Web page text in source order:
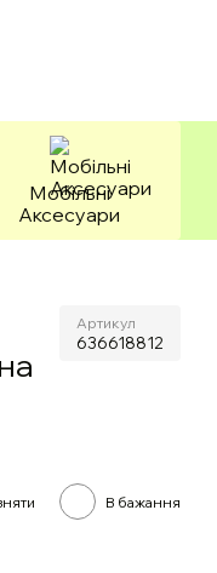
Мобільні
Аксесуари
Артикул
636618812
В бажання